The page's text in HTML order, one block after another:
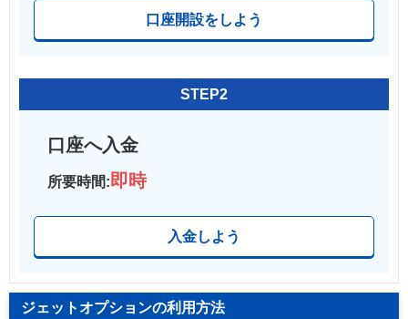
口座開設をしよう
STEP2
口座へ入金
所要時間: 即時
入金しよう
ジェットオプションの利用方法